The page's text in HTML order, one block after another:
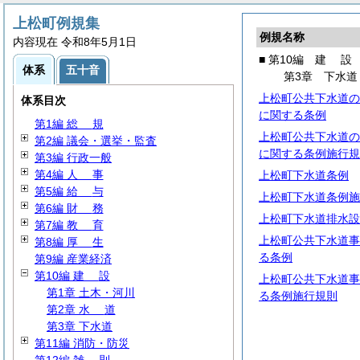
例規名称
■ 第10編 建 設
第3章 下水道
上松町公共下水道
に関する条例
上松町公共下水道
に関する条例施行
上松町下水道条例
上松町下水道条例
上松町下水道排水
上松町公共下水道
る条例
上松町公共下水道
る条例施行規則
上松町例規集
内容現在 令和8年5月1日
体系 五十音
体系目次
第1編 総 規
第2編 議会・選挙・監査
第3編 行政一般
第4編 人 事
第5編 給 与
第6編 財 務
第7編 教 育
第8編 厚 生
第9編 産業経済
第10編 建 設
第1章 土木・河川
第2章 水 道
第3章 下水道
第11編 消防・防災